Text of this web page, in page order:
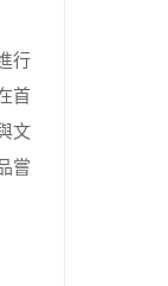
行
首
文
嘗